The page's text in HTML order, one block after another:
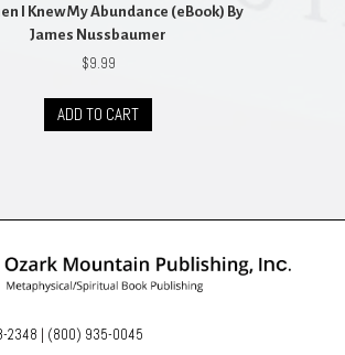
I Knew My Abundance (eBook) By
James Nussbaumer
$9.99
ADD TO CART
2348 | (800) 935-0045